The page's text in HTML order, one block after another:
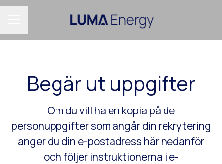
Begär ut uppgifter
Om du vill ha en kopia på de
personuppgifter som angår din rekrytering
anger du din e-postadress här nedanför
och följer instruktionerna i e-